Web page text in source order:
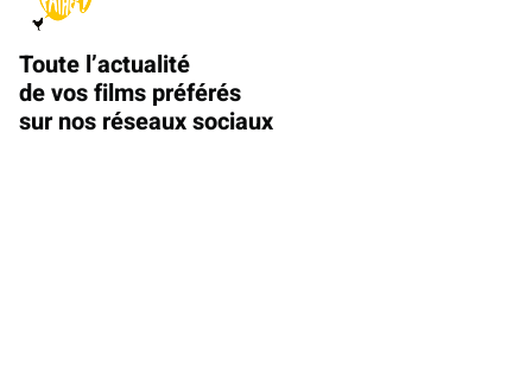
Toute l’actualité
de vos films préférés
sur nos réseaux sociaux